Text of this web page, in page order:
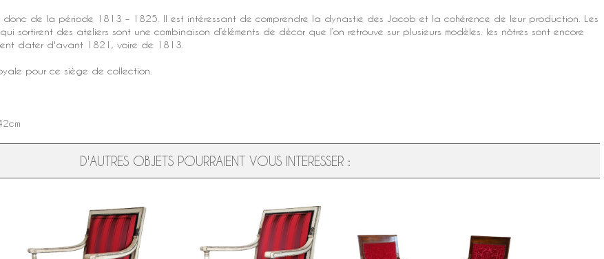
de la période 1813 – 1825. Il est intéressant de comprendre la dynastie des Jacob et la cohérence de leur production. Les
sortirent des ateliers sont une combinaison d’éléments de décor que l’on retrouve sur plusieurs modèles. les nôtres sont encore
dater d'avant 1821, voire de 1813.
pour ce siège de collection.
D'AUTRES OBJETS POURRAIENT VOUS INTERESSER :